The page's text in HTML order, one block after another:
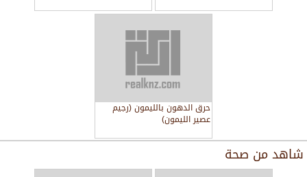
حرق الدهون بالليمون (رجيم
عصير الليمون)
شاهد من صحة